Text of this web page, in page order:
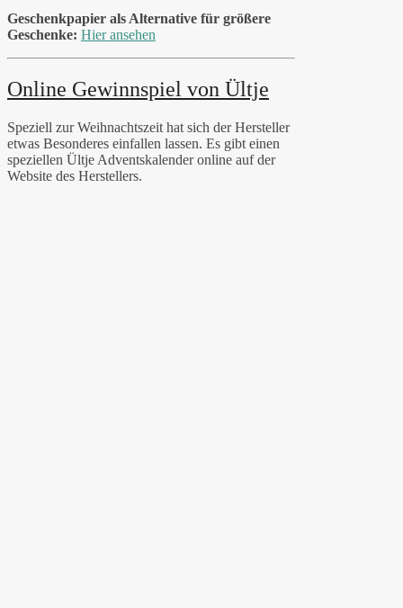
Geschenkpapier als Alternative für größere
Geschenke: Hier ansehen
Online Gewinnspiel von Ültje
Speziell zur Weihnachtszeit hat sich der Hersteller
etwas Besonderes einfallen lassen. Es gibt einen
speziellen Ültje Adventskalender online auf der
Website des Herstellers.